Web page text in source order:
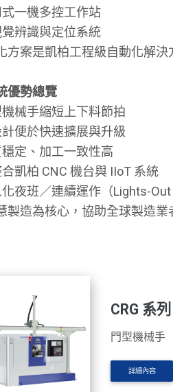
式一機多控工作站
覺辨識與定位系統
方案是凱柏工程級自動化解
優勢總覽
機械手縮短上下料節拍
計便於快速擴展與升級
穩定、加工一致性高
合凱柏 CNC 機台與 IIoT 系統
化夜班／連續運作（Lights-
製造為核心，協助全球製造
CRG 系列
門型機械手
詳細內容